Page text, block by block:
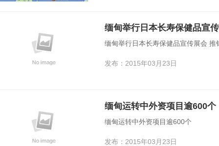
缅甸举行日本长寿保健品宣
缅甸举行日本长寿保健品宣传展会 推
发布：2015年03月23日
缅甸运转中外资项目逾600个
缅甸运转中外资项目逾600个
发布：2015年03月23日